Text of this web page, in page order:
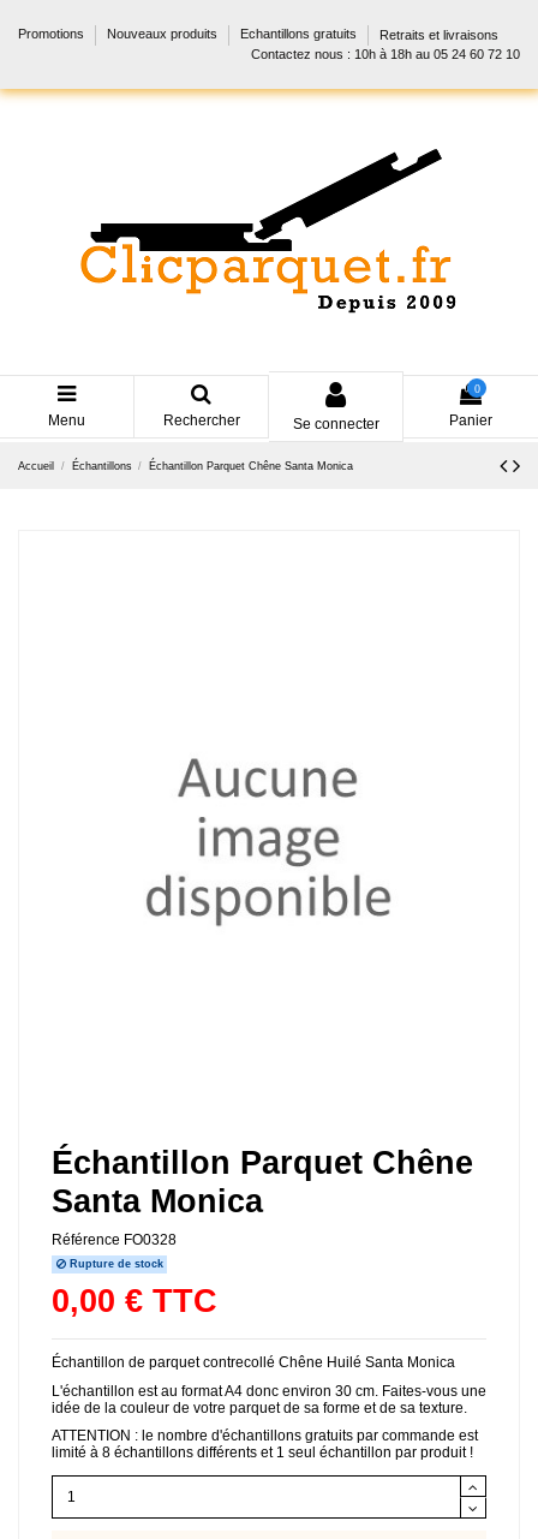
Promotions Nouveaux produits Echantillons gratuits
Retraits et livraisons
Contactez nous : 10h à 18h au 05 24 60 72 10
Menu Rechercher Se connecter
0
Panier
Accueil Échantillons Échantillon Parquet Chêne Santa Monica
Échantillon Parquet Chêne
Santa Monica
Référence FO0328
Rupture de stock
0,00 € TTC
Échantillon de parquet contrecollé Chêne Huilé Santa Monica
L'échantillon est au format A4 donc environ 30 cm. Faites-vous une
idée de la couleur de votre parquet de sa forme et de sa texture.
ATTENTION : le nombre d'échantillons gratuits par commande est
limité à 8 échantillons différents et 1 seul échantillon par produit !